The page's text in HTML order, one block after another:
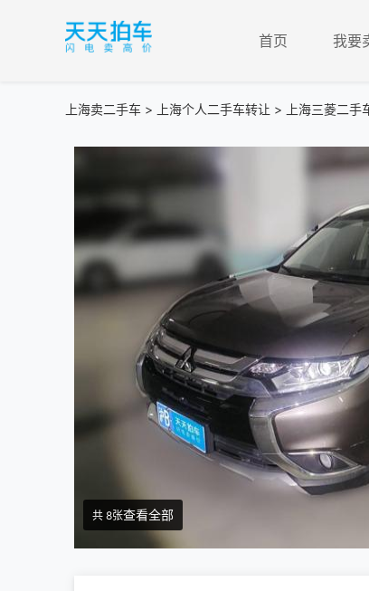
首页 我要
上海卖二手车 > 上海个人二手车转让 > 上海三菱二手
共 8张查看全部